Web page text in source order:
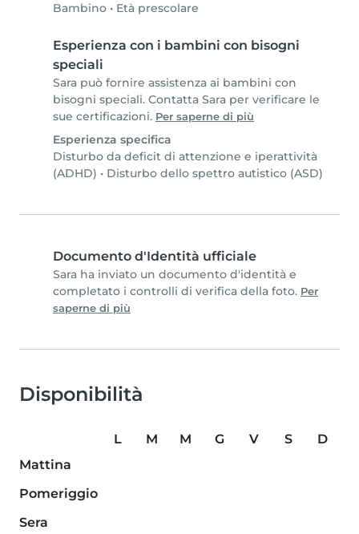
Bambino • Età prescolare
Esperienza con i bambini con bisogni
speciali
Sara può fornire assistenza ai bambini con
bisogni speciali. Contatta Sara per verificare le
sue certificazioni. Per saperne di più
Esperienza specifica
Disturbo da deficit di attenzione e iperattività
(ADHD) • Disturbo dello spettro autistico (ASD)
Documento d'Identità ufficiale
Sara ha inviato un documento d'identità e
completato i controlli di verifica della foto. Per
saperne di più
Disponibilità
L M M G V S
D
Mattina
Pomeriggio
Sera